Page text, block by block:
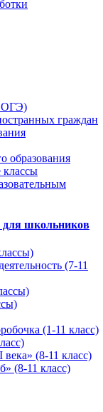
ОГЭ)
граждан
образования
школьников
(7-11
(1-11 класс)
(8-11 класс)
(8-11 класс)